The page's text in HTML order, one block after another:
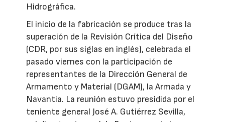
Hidrográfica.
El inicio de la fabricación se produce tras la
superación de la Revisión Crítica del Diseño
(CDR, por sus siglas en inglés), celebrada el
pasado viernes con la participación de
representantes de la Dirección General de
Armamento y Material (DGAM), la Armada y
Navantia. La reunión estuvo presidida por el
teniente general José A. Gutiérrez Sevilla,